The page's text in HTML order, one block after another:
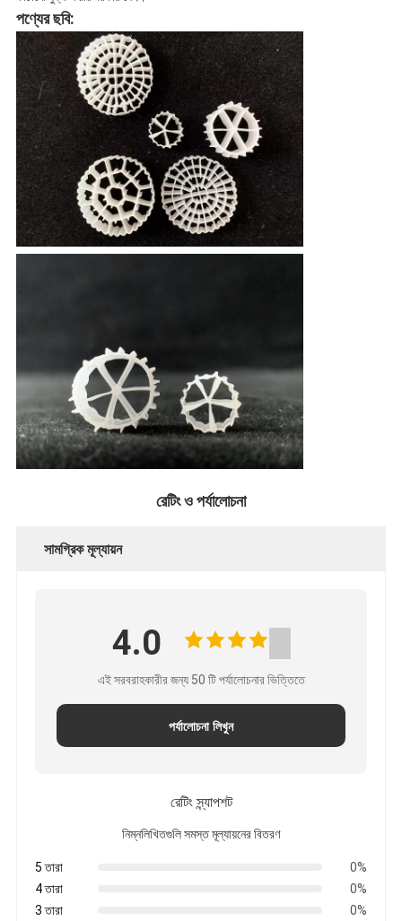
পণ্যের ছবি:
রেটিং ও পর্যালোচনা
সামগ্রিক মূল্যায়ন
4.0
এই সরবরাহকারীর জন্য 50 টি পর্যালোচনার ভিত্তিতে
পর্যালোচনা লিখুন
রেটিং স্ন্যাপশট
নিম্নলিখিতগুলি সমস্ত মূল্যায়নের বিতরণ
5 তারা
0%
4 তারা
0%
3 তারা
0%